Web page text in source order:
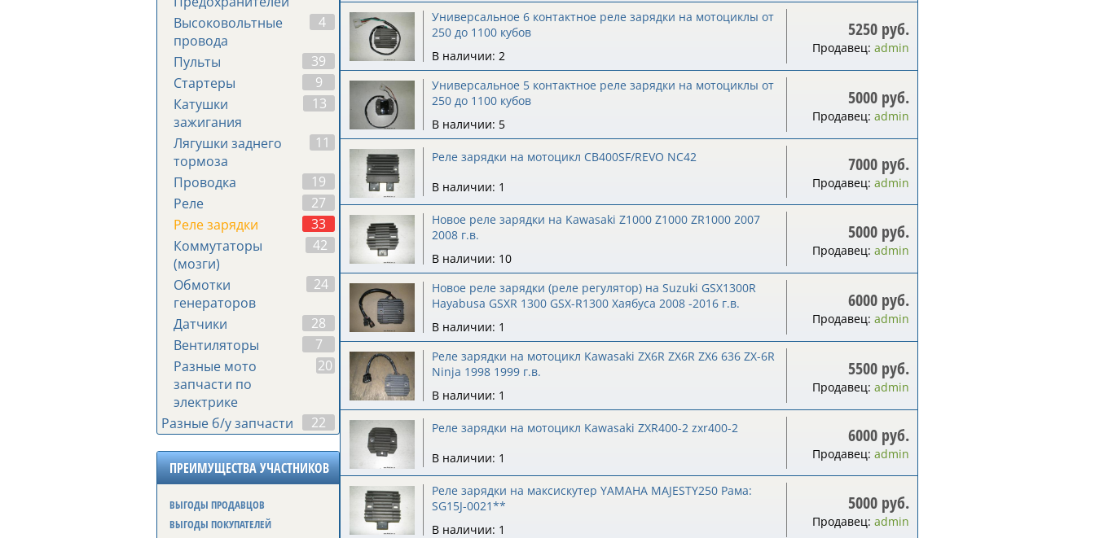
Высоковольтные
провода
4
Пульты
39
Стартеры
9
Катушки
зажигания
13
Лягушки заднего
тормоза
11
Проводка
19
Реле
27
Реле зарядки
33
Коммутаторы
(мозги)
42
Обмотки
генераторов
24
Датчики
28
Вентиляторы
7
Разные мото
запчасти по
электрике
20
Разные б/у запчасти 22
ПРЕИМУЩЕСТВА УЧАСТНИКОВ
ВЫГОДЫ ПРОДАВЦОВ
ВЫГОДЫ ПОКУПАТЕЛЕЙ
Универсальное 6 контактное реле зарядки на мотоциклы от
250 до 1100 кубов
В наличии: 2
5250 руб.
Продавец: admin
Универсальное 5 контактное реле зарядки на мотоциклы от
250 до 1100 кубов
В наличии: 5
5000 руб.
Продавец: admin
Реле зарядки на мотоцикл CB400SF/REVO NC42
В наличии: 1
7000 руб.
Продавец: admin
Новое реле зарядки на Kawasaki Z1000 Z1000 ZR1000 2007
2008 г.в.
В наличии: 10
5000 руб.
Продавец: admin
Новое реле зарядки (реле регулятор) на Suzuki GSX1300R
Hayabusa GSXR 1300 GSX-R1300 Хаябуса 2008 -2016 г.в.
В наличии: 1
6000 руб.
Продавец: admin
Реле зарядки на мотоцикл Kawasaki ZX6R ZX6R ZX6 636 ZX-6R
Ninja 1998 1999 г.в.
В наличии: 1
5500 руб.
Продавец: admin
Реле зарядки на мотоцикл Kawasaki ZXR400-2 zxr400-2
В наличии: 1
6000 руб.
Продавец: admin
Реле зарядки на максискутер YAMAHA MAJESTY250 Рама:
SG15J-0021**
В наличии: 1
5000 руб.
Продавец: admin